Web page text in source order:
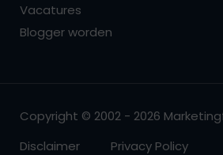
Vacatures
Blogger worden
Copyright © 2002 - 2026
Disclaimer
Privacy Policy